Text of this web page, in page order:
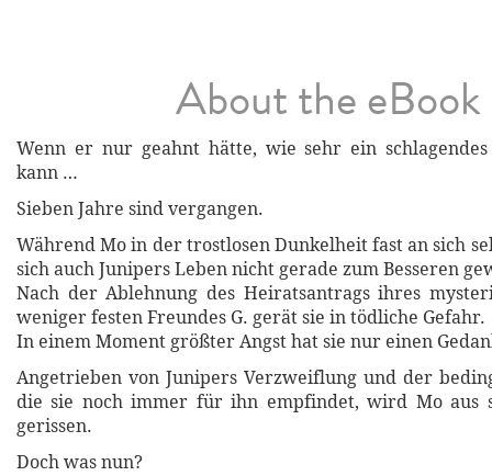
About the eBook
Wenn er nur geahnt hätte, wie sehr ein
kann …
Sieben Jahre sind vergangen.
Während Mo in der trostlosen Dunkelheit fast an sich
sich auch Junipers Leben nicht gerade zum Besseren
Nach der Ablehnung des Heiratsantrags ihres
weniger festen Freundes G. gerät sie in tödliche Gefahr.
In einem Moment größter Angst hat sie nur einen
Angetrieben von Junipers Verzweiflung und der
die sie noch immer für ihn empfindet, wird Mo aus
gerissen.
Doch was nun?